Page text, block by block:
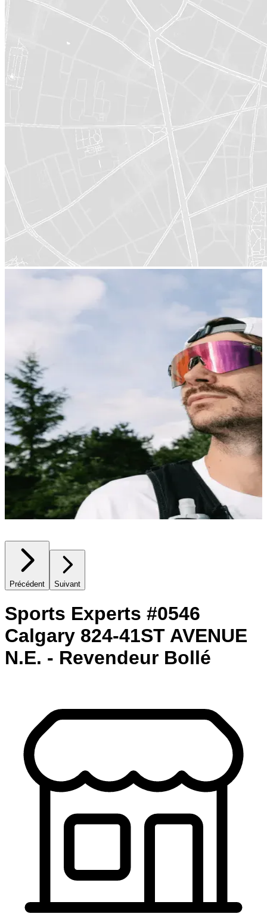
Précédent Suivant
Sports Experts #0546
Calgary 824-41ST AVENUE
N.E. - Revendeur Bollé